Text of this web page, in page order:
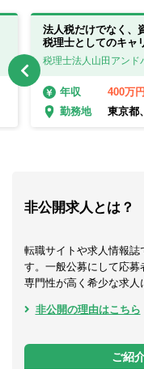
法人税だけでなく、
税理士としてのキャ
税理士法人山田アンド
年収
400万
勤務地
東京都
非公開求人とは？
転職サイトや求人情報
す。一般公募にして応募
専門性が高く希少な求人
非公開の理由はこちら
ご紹